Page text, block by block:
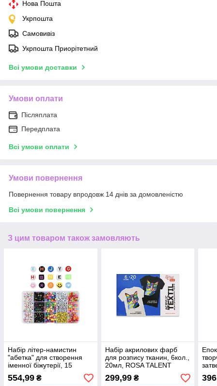
Нова Пошта
Укрпошта
Самовивіз
Укрпошта Приорітетний
Всі умови доставки
Умови оплати
Післяплата
Передплата
Всі умови оплати
Умови повернення
Повернення товару впродовж 14 днів за домовленістю
Всі умови повернення
З цим товаром також замовляють
Набір літер-намистин
"абетка" для створення
іменної біжутерії, 15
осередків
554,99 ₴
Набір акрилових фарб
для розпису тканин, 6кол.,
20мл, ROSA TALENT
299,99₴
(1:1)